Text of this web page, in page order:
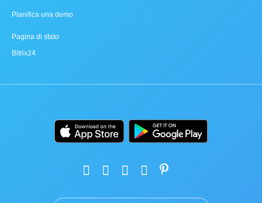
Pianifica una demo
Pagina di stato
Bitrix24